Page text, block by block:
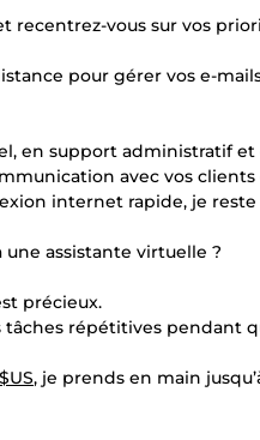
recentrez-vous sur vos
pour gérer vos e-
en support administratif
avec vos
internet rapide, je
assistante virtuelle ?
précieux.
répétitives pendant
, je prends en main